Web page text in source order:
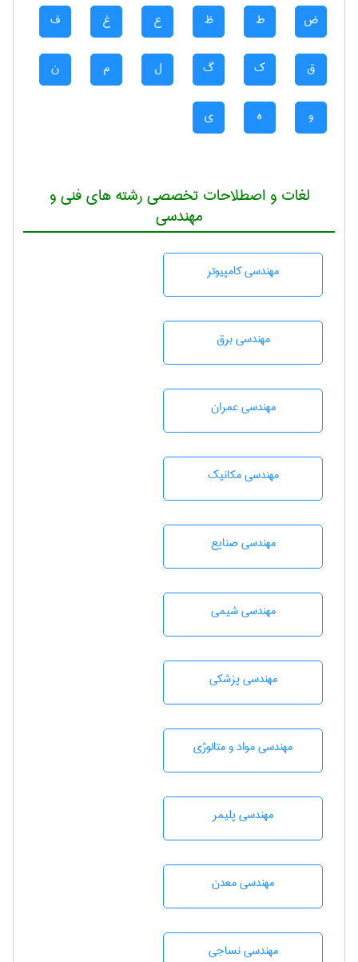
ض ط ظ ع غ ف
ق ک گ ل م ن
و ه ی
لغات و اصطلاحات تخصصی رشته های فنی و
مهندسی
مهندسی كامپيوتر
مهندسی برق
مهندسی عمران
مهندسی مکانیک
مهندسی صنايع
مهندسي شيمی
مهندسی پزشکی
مهندسی مواد و متالوژی
مهندسی پليمر
مهندسی معدن
مهندسي نساجی